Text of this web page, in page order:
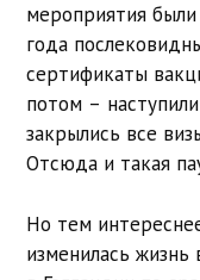
мероприятия
года
сертификаты
потом –
закрылись все
Отсюда и такая
Но тем
изменилась